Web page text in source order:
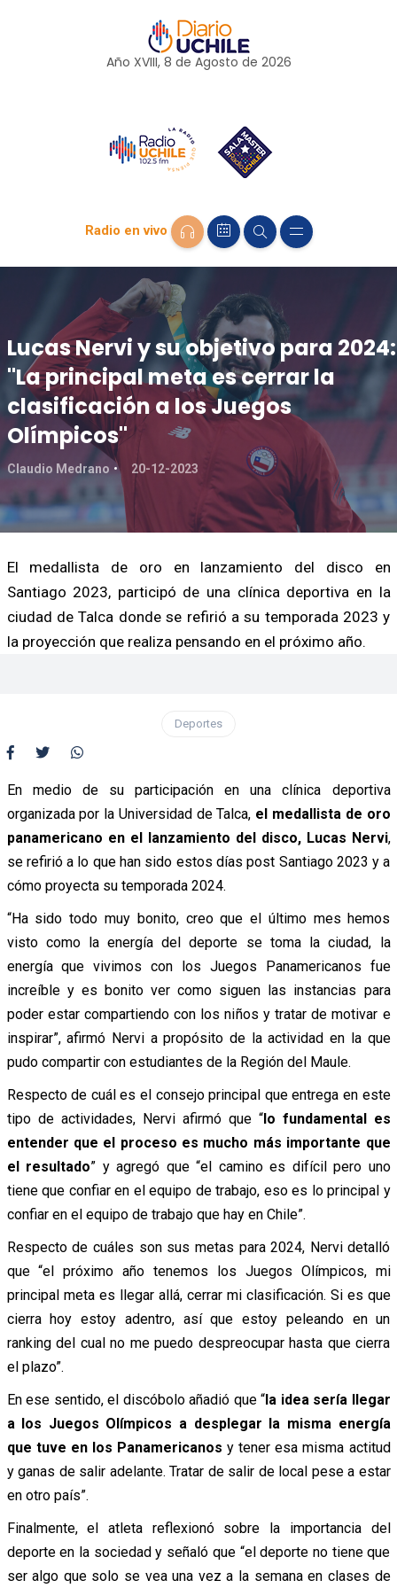
Año XVIII, 8 de Agosto de 2026
Radio en vivo
Lucas Nervi y su objetivo para 2024:
"La principal meta es cerrar la
clasificación a los Juegos
Olímpicos"
Claudio Medrano 20-12-2023
El medallista de oro en lanzamiento del disco en
Santiago 2023, participó de una clínica deportiva en la
ciudad de Talca donde se refirió a su temporada 2023 y
la proyección que realiza pensando en el próximo año.
Deportes
En medio de su participación en una clínica deportiva
organizada por la Universidad de Talca, el medallista de oro
panamericano en el lanzamiento del disco, Lucas Nervi,
se refirió a lo que han sido estos días post Santiago 2023 y a
cómo proyecta su temporada 2024.
“Ha sido todo muy bonito, creo que el último mes hemos
visto como la energía del deporte se toma la ciudad, la
energía que vivimos con los Juegos Panamericanos fue
increíble y es bonito ver como siguen las instancias para
poder estar compartiendo con los niños y tratar de motivar e
inspirar”, afirmó Nervi a propósito de la actividad en la que
pudo compartir con estudiantes de la Región del Maule.
Respecto de cuál es el consejo principal que entrega en este
tipo de actividades, Nervi afirmó que “lo fundamental es
entender que el proceso es mucho más importante que
el resultado” y agregó que “el camino es difícil pero uno
tiene que confiar en el equipo de trabajo, eso es lo principal y
confiar en el equipo de trabajo que hay en Chile”.
Respecto de cuáles son sus metas para 2024, Nervi detalló
que “el próximo año tenemos los Juegos Olímpicos, mi
principal meta es llegar allá, cerrar mi clasificación. Si es que
cierra hoy estoy adentro, así que estoy peleando en un
ranking del cual no me puedo despreocupar hasta que cierra
el plazo”.
En ese sentido, el discóbolo añadió que “la idea sería llegar
a los Juegos Olímpicos a desplegar la misma energía
que tuve en los Panamericanos y tener esa misma actitud
y ganas de salir adelante. Tratar de salir de local pese a estar
en otro país”.
Finalmente, el atleta reflexionó sobre la importancia del
deporte en la sociedad y señaló que “el deporte no tiene que
ser algo que solo se vea una vez a la semana en clases de